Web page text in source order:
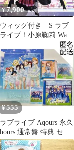
¥7,900
ウィッグ付き S ラブ
ライブ！小原鞠莉 Wake
¥ 555
ラブライブ Aqours 永久
hours 通常盤 特典 セッ
ト